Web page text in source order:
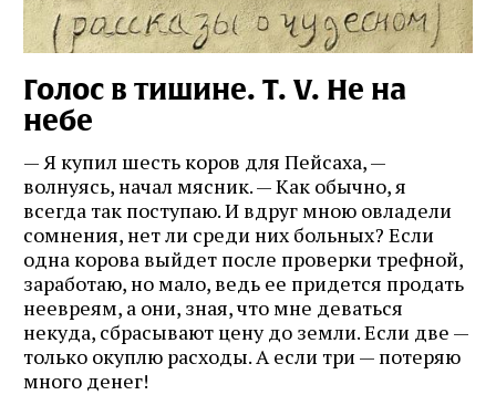
Голос в тишине. Т. V. Не на
небе
— Я купил шесть коров для Пейсаха, —
волнуясь, начал мясник. — Как обычно, я
всегда так поступаю. И вдруг мною овладели
сомнения, нет ли среди них больных? Если
одна корова выйдет после проверки трефной,
заработаю, но мало, ведь ее придется продать
неевреям, а они, зная, что мне деваться
некуда, сбрасывают цену до земли. Если две —
только окуплю расходы. А если три — потеряю
много денег!